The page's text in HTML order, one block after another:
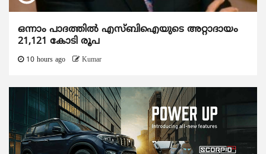
ഒന്നാം പാദത്തിൽ എസ്ബിഐയുടെ അറ്റാദായം
21,121 കോടി രൂപ
10 hours ago Kumar